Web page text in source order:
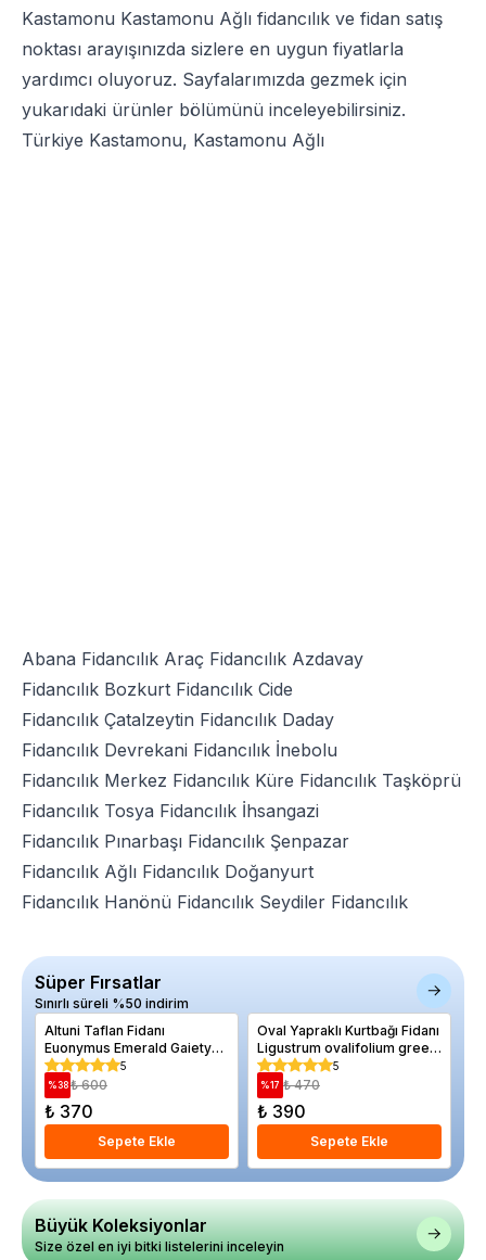
Kastamonu Kastamonu Ağlı fidancılık ve fidan satış
noktası arayışınızda sizlere en uygun fiyatlarla
yardımcı oluyoruz. Sayfalarımızda gezmek için
yukarıdaki ürünler bölümünü inceleyebilirsiniz.
Türkiye Kastamonu, Kastamonu Ağlı
Abana Fidancılık Araç Fidancılık Azdavay
Fidancılık Bozkurt Fidancılık Cide
Fidancılık Çatalzeytin Fidancılık Daday
Fidancılık Devrekani Fidancılık İnebolu
Fidancılık Merkez Fidancılık Küre Fidancılık Taşköprü
Fidancılık Tosya Fidancılık İhsangazi
Fidancılık Pınarbaşı Fidancılık Şenpazar
Fidancılık Ağlı Fidancılık Doğanyurt
Fidancılık Hanönü Fidancılık Seydiler Fidancılık
Süper Fırsatlar
Sınırlı süreli %50 indirim
Altuni Taflan Fidanı
Euonymus Emerald Gaiety
Gold
5
%38 ₺ 600
₺ 370
Sepete Ekle
Oval Yapraklı Kurtbağı Fidanı
Ligustrum ovalifolium green
Diamond 80 100 cm Saksıda
5
%17 ₺ 470
₺ 390
Sepete Ekle
Büyük Koleksiyonlar
Size özel en iyi bitki listelerini inceleyin